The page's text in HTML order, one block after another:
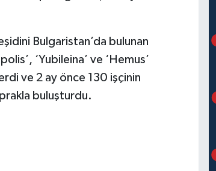
Bulgaristan’da bulunan
‘Yubileina’ ve ‘Hemus’
ve 2 ay önce 130 işçinin
buluşturdu.